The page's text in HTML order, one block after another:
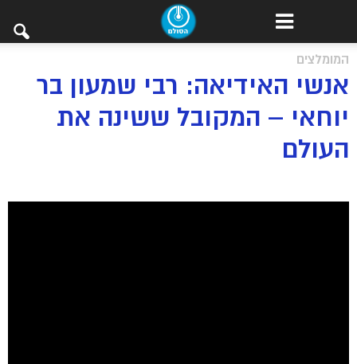
המומלצים
אנשי האידיאה: רבי שמעון בר
יוחאי – המקובל ששינה את
העולם